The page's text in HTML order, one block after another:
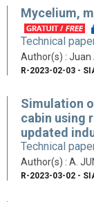
Mycelium,
Technical
Author(s) : Juan
R-2023-02-03 -
Simulation
cabin using
updated
Technical
Author(s) : A.
R-2023-03-02 -